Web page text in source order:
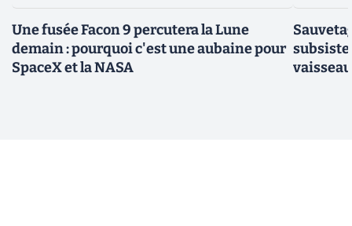
Une fusée Facon 9 percutera la Lune
demain : pourquoi c'est une aubaine pour
SpaceX et la NASA
subsiste